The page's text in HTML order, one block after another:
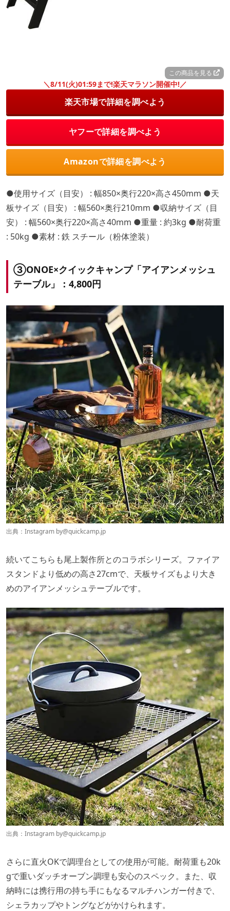
この商品を見る
＼8/11(火)01:59まで!楽天マラソン開催中!／
楽天市場で詳細を調べよう
ヤフーで詳細を調べよう
Amazonで詳細を調べよう
●使用サイズ（目安） : 幅850×奥行220×高さ450mm ●天
板サイズ（目安） : 幅560×奥行210mm ●収納サイズ（目
安） : 幅560×奥行220×高さ40mm ●重量 : 約3kg ●耐荷重
: 50kg ●素材 : 鉄 スチール（粉体塗装）
③ONOE×クイックキャンプ「アイアンメッシュ
テーブル」：4,800円
出典：Instagram by@quickcamp.jp
続いてこちらも尾上製作所とのコラボシリーズ。ファイア
スタンドより低めの高さ27cmで、天板サイズもより大き
めのアイアンメッシュテーブルです。
出典：Instagram by@quickcamp.jp
さらに直火OKで調理台としての使用が可能。耐荷重も20k
gで重いダッチオーブン調理も安心のスペック。また、収
納時には携行用の持ち手にもなるマルチハンガー付きで、
シェラカップやトングなどがかけられます。